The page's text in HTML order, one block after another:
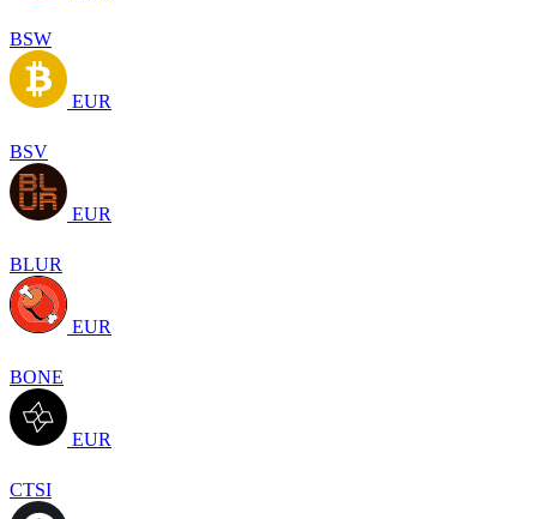
BSW
EUR
BSV
EUR
BLUR
EUR
BONE
EUR
CTSI